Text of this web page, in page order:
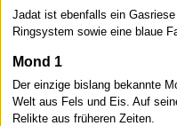
Jadat ist ebenfalls ein
Ringsystem sowie eine blaue
Mond 1
Der einzige bislang bekannte
Welt aus Fels und Eis. Auf
Relikte aus früheren Zeiten.